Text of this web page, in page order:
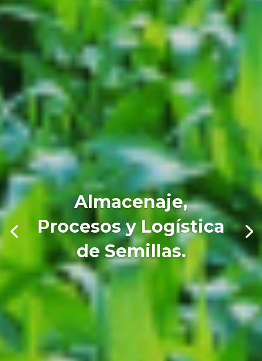
Almacenaje,
Procesos y Logística
de Semillas.